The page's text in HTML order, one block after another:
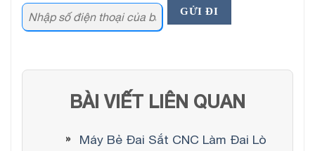
BÀI VIẾT LIÊN QUAN
Máy Bẻ Đai Sắt CNC Làm Đai Lò